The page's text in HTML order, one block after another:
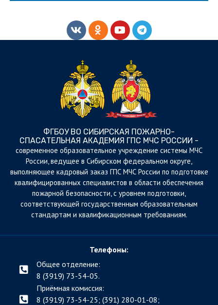
ФГБОУ ВО СИБИРСКАЯ ПОЖАРНО-
СПАСАТЕЛЬНАЯ АКАДЕМИЯ ГПС МЧС РОССИИ -
cовременное образовательное учреждение системы МЧС
России, ведущее в Сибирском федеральном округе,
выполняющее кадровый заказ ГПС МЧС России по подготовке
квалифицированных специалистов в области обеспечения
пожарной безопасности, с уровнем подготовки,
соответствующей государственным образовательным
стандартам и квалификационным требованиям.
Телефоны:
Общее отделение:
8 (3919) 73-54-05.
Приёмная комиссия:
8 (3919) 73-54-25; (391) 280-01-08;